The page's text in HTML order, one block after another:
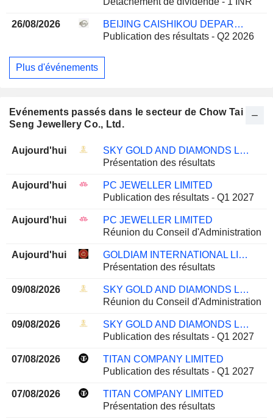
26/08/2026
BEIJING CAISHIKOU DEPARTMENT STORE CO.,LTD.
Publication des résultats - Q2 2026
Plus d'événements
Evénements passés dans le secteur de Chow Tai
Seng Jewellery Co., Ltd.
Aujourd'hui
SKY GOLD AND DIAMONDS LIMITED
Présentation des résultats
Aujourd'hui
PC JEWELLER LIMITED
Publication des résultats - Q1 2027
Aujourd'hui
PC JEWELLER LIMITED
Réunion du Conseil d'Administration
Aujourd'hui
GOLDIAM INTERNATIONAL LIMITED
Présentation des résultats
09/08/2026
SKY GOLD AND DIAMONDS LIMITED
Réunion du Conseil d'Administration
09/08/2026
SKY GOLD AND DIAMONDS LIMITED
Publication des résultats - Q1 2027
07/08/2026
TITAN COMPANY LIMITED
Publication des résultats - Q1 2027
07/08/2026
TITAN COMPANY LIMITED
Présentation des résultats